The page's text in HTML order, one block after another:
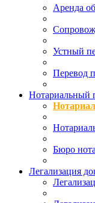
Аренда
Устный
Перевод
Нотариальный
Бюро
Легализация